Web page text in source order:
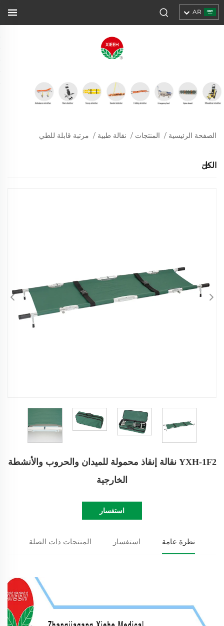
AR
الصفحة الرئيسية / المنتجات / نقالة طبية / مرتبة قابلة للطي
الكل
YXH-1F2 نقالة إنقاذ محمولة للميدان والحروب والأنشطة
الخارجية
استفسار
نظرة عامة استفسار المنتجات ذات الصلة